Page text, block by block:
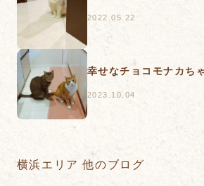
2022.05.22
幸せなチョコモナカち
2023.10.04
横浜エリア 他のブログ